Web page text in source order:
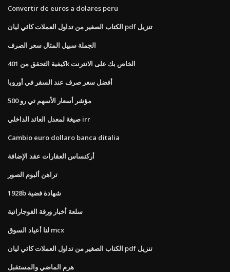
Convertir de euros a dolares peru
الكتاب الصغير من تداول العملات كاثي ليان pdf تنزيل
الجملة سبيل المثال سعر الصرف
كيفية التحقق من 401k الخاص بك على الانترنت
أفضل سعر صرف عند السفر في أوروبا
مؤشر أسعار الأسهم تي رو 500
صيغة لمعدل العائد الداخلي irr
Cambio euro dollaro banca ditalia
أركنساس العقارات عقد الإضافة
تراهن ألبوم الصور
1928b شهادة فضية
سلعة أخبار ورقة الغوجاراتية
لنا أعياد السوق mcx
الكتاب الصغير من تداول العملات كاثي ليان pdf تنزيل
هرم الماضي والمستقبل